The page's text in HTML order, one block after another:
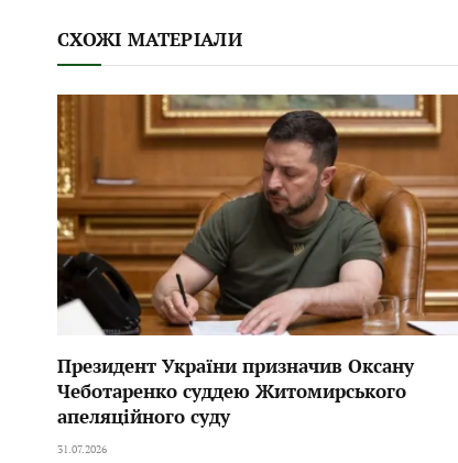
СХОЖІ МАТЕРІАЛИ
Президент України призначив Оксану
Чеботаренко суддею Житомирського
апеляційного суду
31.07.2026